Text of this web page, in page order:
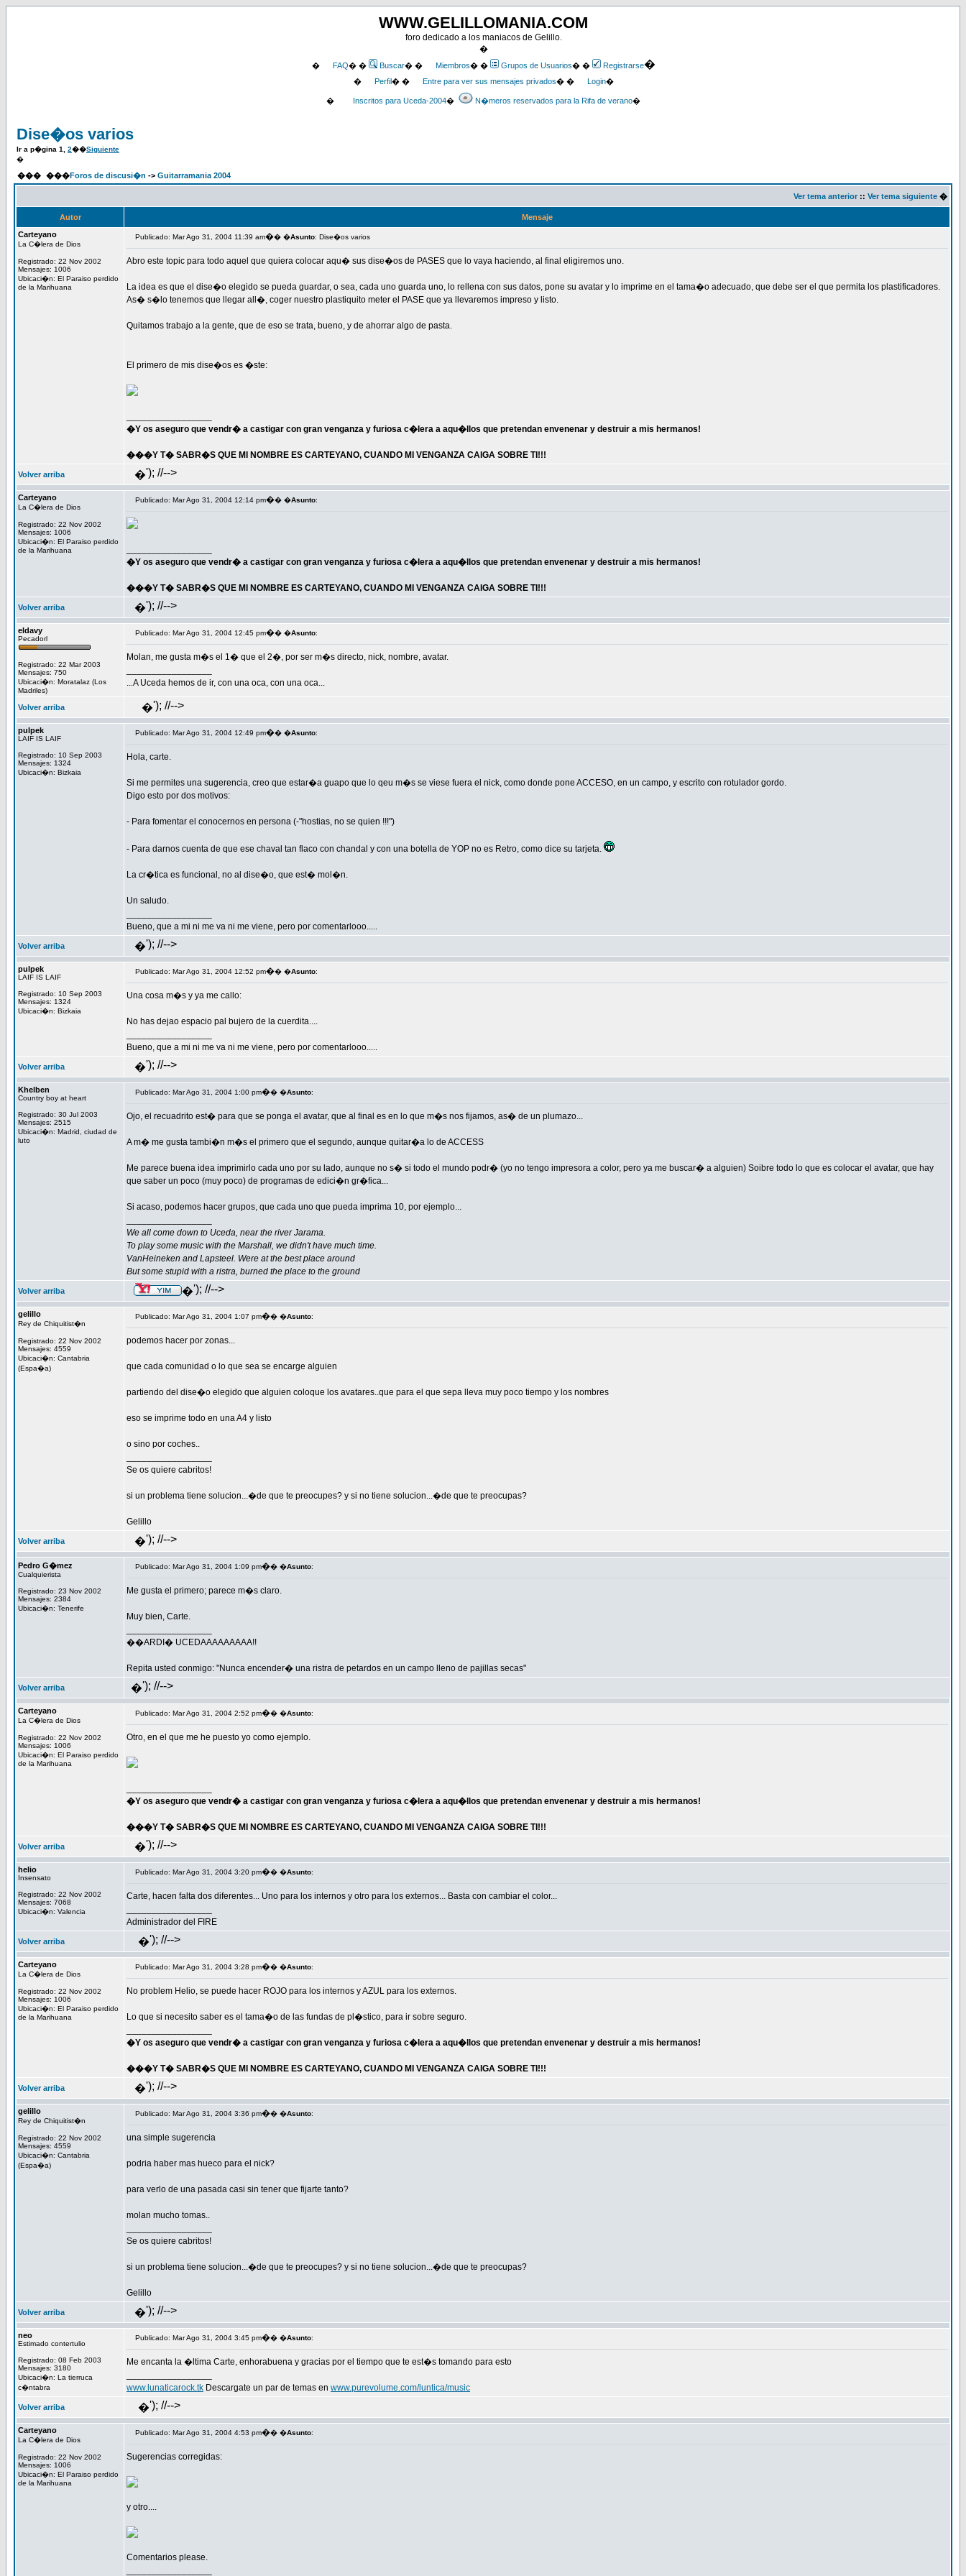
WWW.GELILLOMANIA.COM
foro dedicado a los maniacos de Gelillo.
�
� FAQ� � Buscar� � Miembros� � Grupos de Usuarios� � Registrarse�
� Perfil� � Entre para ver sus mensajes privados� � Login�
� Inscritos para Uceda-2004� N�meros reservados para la Rifa de verano�
Dise�os varios
Ir a p�gina 1 2��Siguiente
�
��� ���Foros de discusi�n -> Guitarramania 2004
Ver tema anterior :: Ver tema siguiente �
Autor
Mensaje
Carteyano
La C�lera de Dios
Registrado: 22 Nov 2002
Mensajes: 1006
Ubicaci�n: El Paraiso perdido
de la Marihuana
Publicado: Mar Ago 31, 2004 11:39 am�� �Asunto: Dise�os varios
Abro este topic para todo aquel que quiera colocar aqu� sus dise�os de PASES que lo vaya haciendo, al final eligiremos uno.
La idea es que el dise�o elegido se pueda guardar, o sea, cada uno guarda uno, lo rellena con sus datos, pone su avatar y lo imprime en el tama�o adecuado, que debe ser el que permita los plastificadores.
As� s�lo tenemos que llegar all�, coger nuestro plastiquito meter el PASE que ya llevaremos impreso y listo.
Quitamos trabajo a la gente, que de eso se trata, bueno, y de ahorrar algo de pasta.
El primero de mis dise�os es �ste:
�Y os aseguro que vendr� a castigar con gran venganza y furiosa c�lera a aqu�llos que pretendan envenenar y destruir a mis hermanos!
���Y T� SABR�S QUE MI NOMBRE ES CARTEYANO, CUANDO MI VENGANZA CAIGA SOBRE TI!!!
Volver arriba �'); //-->
Carteyano
La C�lera de Dios
Registrado: 22 Nov 2002
Mensajes: 1006
Ubicaci�n: El Paraiso perdido
de la Marihuana
Publicado: Mar Ago 31, 2004 12:14 pm�� �Asunto:
�Y os aseguro que vendr� a castigar con gran venganza y furiosa c�lera a aqu�llos que pretendan envenenar y destruir a mis hermanos!
���Y T� SABR�S QUE MI NOMBRE ES CARTEYANO, CUANDO MI VENGANZA CAIGA SOBRE TI!!!
Volver arriba �'); //-->
eldavy
Pecadorl
Registrado: 22 Mar 2003
Mensajes: 750
Ubicaci�n: Moratalaz (Los
Madriles)
Publicado: Mar Ago 31, 2004 12:45 pm�� �Asunto:
Molan, me gusta m�s el 1� que el 2�, por ser m�s directo, nick, nombre, avatar.
...A Uceda hemos de ir, con una oca, con una oca...
Volver arriba �'); //-->
pulpek
LAIF IS LAIF
Registrado: 10 Sep 2003
Mensajes: 1324
Ubicaci�n: Bizkaia
Publicado: Mar Ago 31, 2004 12:49 pm�� �Asunto:
Hola, carte.
Si me permites una sugerencia, creo que estar�a guapo que lo qeu m�s se viese fuera el nick, como donde pone ACCESO, en un campo, y escrito con rotulador gordo.
Digo esto por dos motivos:
- Para fomentar el conocernos en persona (-"hostias, no se quien !!!")
- Para darnos cuenta de que ese chaval tan flaco con chandal y con una botella de YOP no es Retro, como dice su tarjeta.
La cr�tica es funcional, no al dise�o, que est� mol�n.
Un saludo.
Bueno, que a mi ni me va ni me viene, pero por comentarlooo.....
Volver arriba �'); //-->
pulpek
LAIF IS LAIF
Registrado: 10 Sep 2003
Mensajes: 1324
Ubicaci�n: Bizkaia
Publicado: Mar Ago 31, 2004 12:52 pm�� �Asunto:
Una cosa m�s y ya me callo:
No has dejao espacio pal bujero de la cuerdita....
Bueno, que a mi ni me va ni me viene, pero por comentarlooo.....
Volver arriba �'); //-->
Khelben
Country boy at heart
Registrado: 30 Jul 2003
Mensajes: 2515
Ubicaci�n: Madrid, ciudad de
luto
Publicado: Mar Ago 31, 2004 1:00 pm�� �Asunto:
Ojo, el recuadrito est� para que se ponga el avatar, que al final es en lo que m�s nos fijamos, as� de un plumazo...
A m� me gusta tambi�n m�s el primero que el segundo, aunque quitar�a lo de ACCESS
Me parece buena idea imprimirlo cada uno por su lado, aunque no s� si todo el mundo podr� (yo no tengo impresora a color, pero ya me buscar� a alguien) Soibre todo lo que es colocar el avatar, que hay
que saber un poco (muy poco) de programas de edici�n gr�fica...
Si acaso, podemos hacer grupos, que cada uno que pueda imprima 10, por ejemplo...
We all come down to Uceda, near the river Jarama.
To play some music with the Marshall, we didn't have much time.
VanHeineken and Lapsteel. Were at the best place around
But some stupid with a ristra, burned the place to the ground
Volver arriba �'); //-->
gelillo
Rey de Chiquitist�n
Registrado: 22 Nov 2002
Mensajes: 4559
Ubicaci�n: Cantabria
(Espa�a)
Publicado: Mar Ago 31, 2004 1:07 pm�� �Asunto:
podemos hacer por zonas...
que cada comunidad o lo que sea se encarge alguien
partiendo del dise�o elegido que alguien coloque los avatares..que para el que sepa lleva muy poco tiempo y los nombres
eso se imprime todo en una A4 y listo
o sino por coches..
Se os quiere cabritos!
si un problema tiene solucion...�de que te preocupes? y si no tiene solucion...�de que te preocupas?
Gelillo
Volver arriba �'); //-->
Pedro G�mez
Cualquierista
Registrado: 23 Nov 2002
Mensajes: 2384
Ubicaci�n: Tenerife
Publicado: Mar Ago 31, 2004 1:09 pm�� �Asunto:
Me gusta el primero; parece m�s claro.
Muy bien, Carte.
��ARDI� UCEDAAAAAAAAA!!
Repita usted conmigo: "Nunca encender� una ristra de petardos en un campo lleno de pajillas secas"
Volver arriba �'); //-->
Carteyano
La C�lera de Dios
Registrado: 22 Nov 2002
Mensajes: 1006
Ubicaci�n: El Paraiso perdido
de la Marihuana
Publicado: Mar Ago 31, 2004 2:52 pm�� �Asunto:
Otro, en el que me he puesto yo como ejemplo.
�Y os aseguro que vendr� a castigar con gran venganza y furiosa c�lera a aqu�llos que pretendan envenenar y destruir a mis hermanos!
���Y T� SABR�S QUE MI NOMBRE ES CARTEYANO, CUANDO MI VENGANZA CAIGA SOBRE TI!!!
Volver arriba �'); //-->
helio
Insensato
Registrado: 22 Nov 2002
Mensajes: 7068
Ubicaci�n: Valencia
Publicado: Mar Ago 31, 2004 3:20 pm�� �Asunto:
Carte, hacen falta dos diferentes... Uno para los internos y otro para los externos... Basta con cambiar el color...
Administrador del FIRE
Volver arriba �'); //-->
Carteyano
La C�lera de Dios
Registrado: 22 Nov 2002
Mensajes: 1006
Ubicaci�n: El Paraiso perdido
de la Marihuana
Publicado: Mar Ago 31, 2004 3:28 pm�� �Asunto:
No problem Helio, se puede hacer ROJO para los internos y AZUL para los externos.
Lo que si necesito saber es el tama�o de las fundas de pl�stico, para ir sobre seguro.
�Y os aseguro que vendr� a castigar con gran venganza y furiosa c�lera a aqu�llos que pretendan envenenar y destruir a mis hermanos!
���Y T� SABR�S QUE MI NOMBRE ES CARTEYANO, CUANDO MI VENGANZA CAIGA SOBRE TI!!!
Volver arriba �'); //-->
gelillo
Rey de Chiquitist�n
Registrado: 22 Nov 2002
Mensajes: 4559
Ubicaci�n: Cantabria
(Espa�a)
Publicado: Mar Ago 31, 2004 3:36 pm�� �Asunto:
una simple sugerencia
podria haber mas hueco para el nick?
para verlo de una pasada casi sin tener que fijarte tanto?
molan mucho tomas..
Se os quiere cabritos!
si un problema tiene solucion...�de que te preocupes? y si no tiene solucion...�de que te preocupas?
Gelillo
Volver arriba �'); //-->
neo
Estimado contertulio
Registrado: 08 Feb 2003
Mensajes: 3180
Ubicaci�n: La tierruca
c�ntabra
Publicado: Mar Ago 31, 2004 3:45 pm�� �Asunto:
Me encanta la �ltima Carte, enhorabuena y gracias por el tiempo que te est�s tomando para esto
www.lunaticarock.tk Descargate un par de temas en www.purevolume.com/luntica/music
Volver arriba �'); //-->
Carteyano
La C�lera de Dios
Registrado: 22 Nov 2002
Mensajes: 1006
Ubicaci�n: El Paraiso perdido
de la Marihuana
Publicado: Mar Ago 31, 2004 4:53 pm�� �Asunto:
Sugerencias corregidas:
y otro....
Comentarios please.